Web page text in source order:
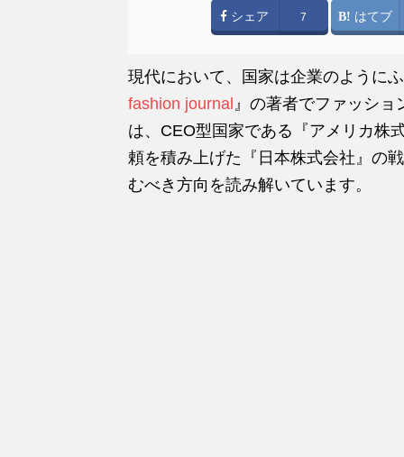
シェア 7 はてブ
現代において、国家は企業のように
fashion journal 』の著者でファッシ
は、CEO型国家である『アメリカ株
頼を積み上げた『日本株式会社』の
むべき方向を読み解いています。